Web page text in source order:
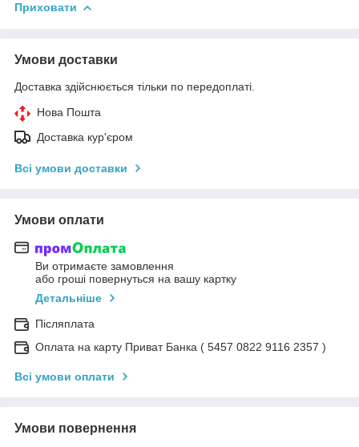
Приховати
Умови доставки
Доставка здійснюється тільки по передоплаті.
Нова Пошта
Доставка кур'єром
Всі умови доставки
Умови оплати
Ви отримаєте замовлення
або гроші повернуться на вашу картку
Детальніше
Післяплата
Оплата на карту Приват Банка ( 5457 0822 9116 2357 )
Всі умови оплати
Умови повернення